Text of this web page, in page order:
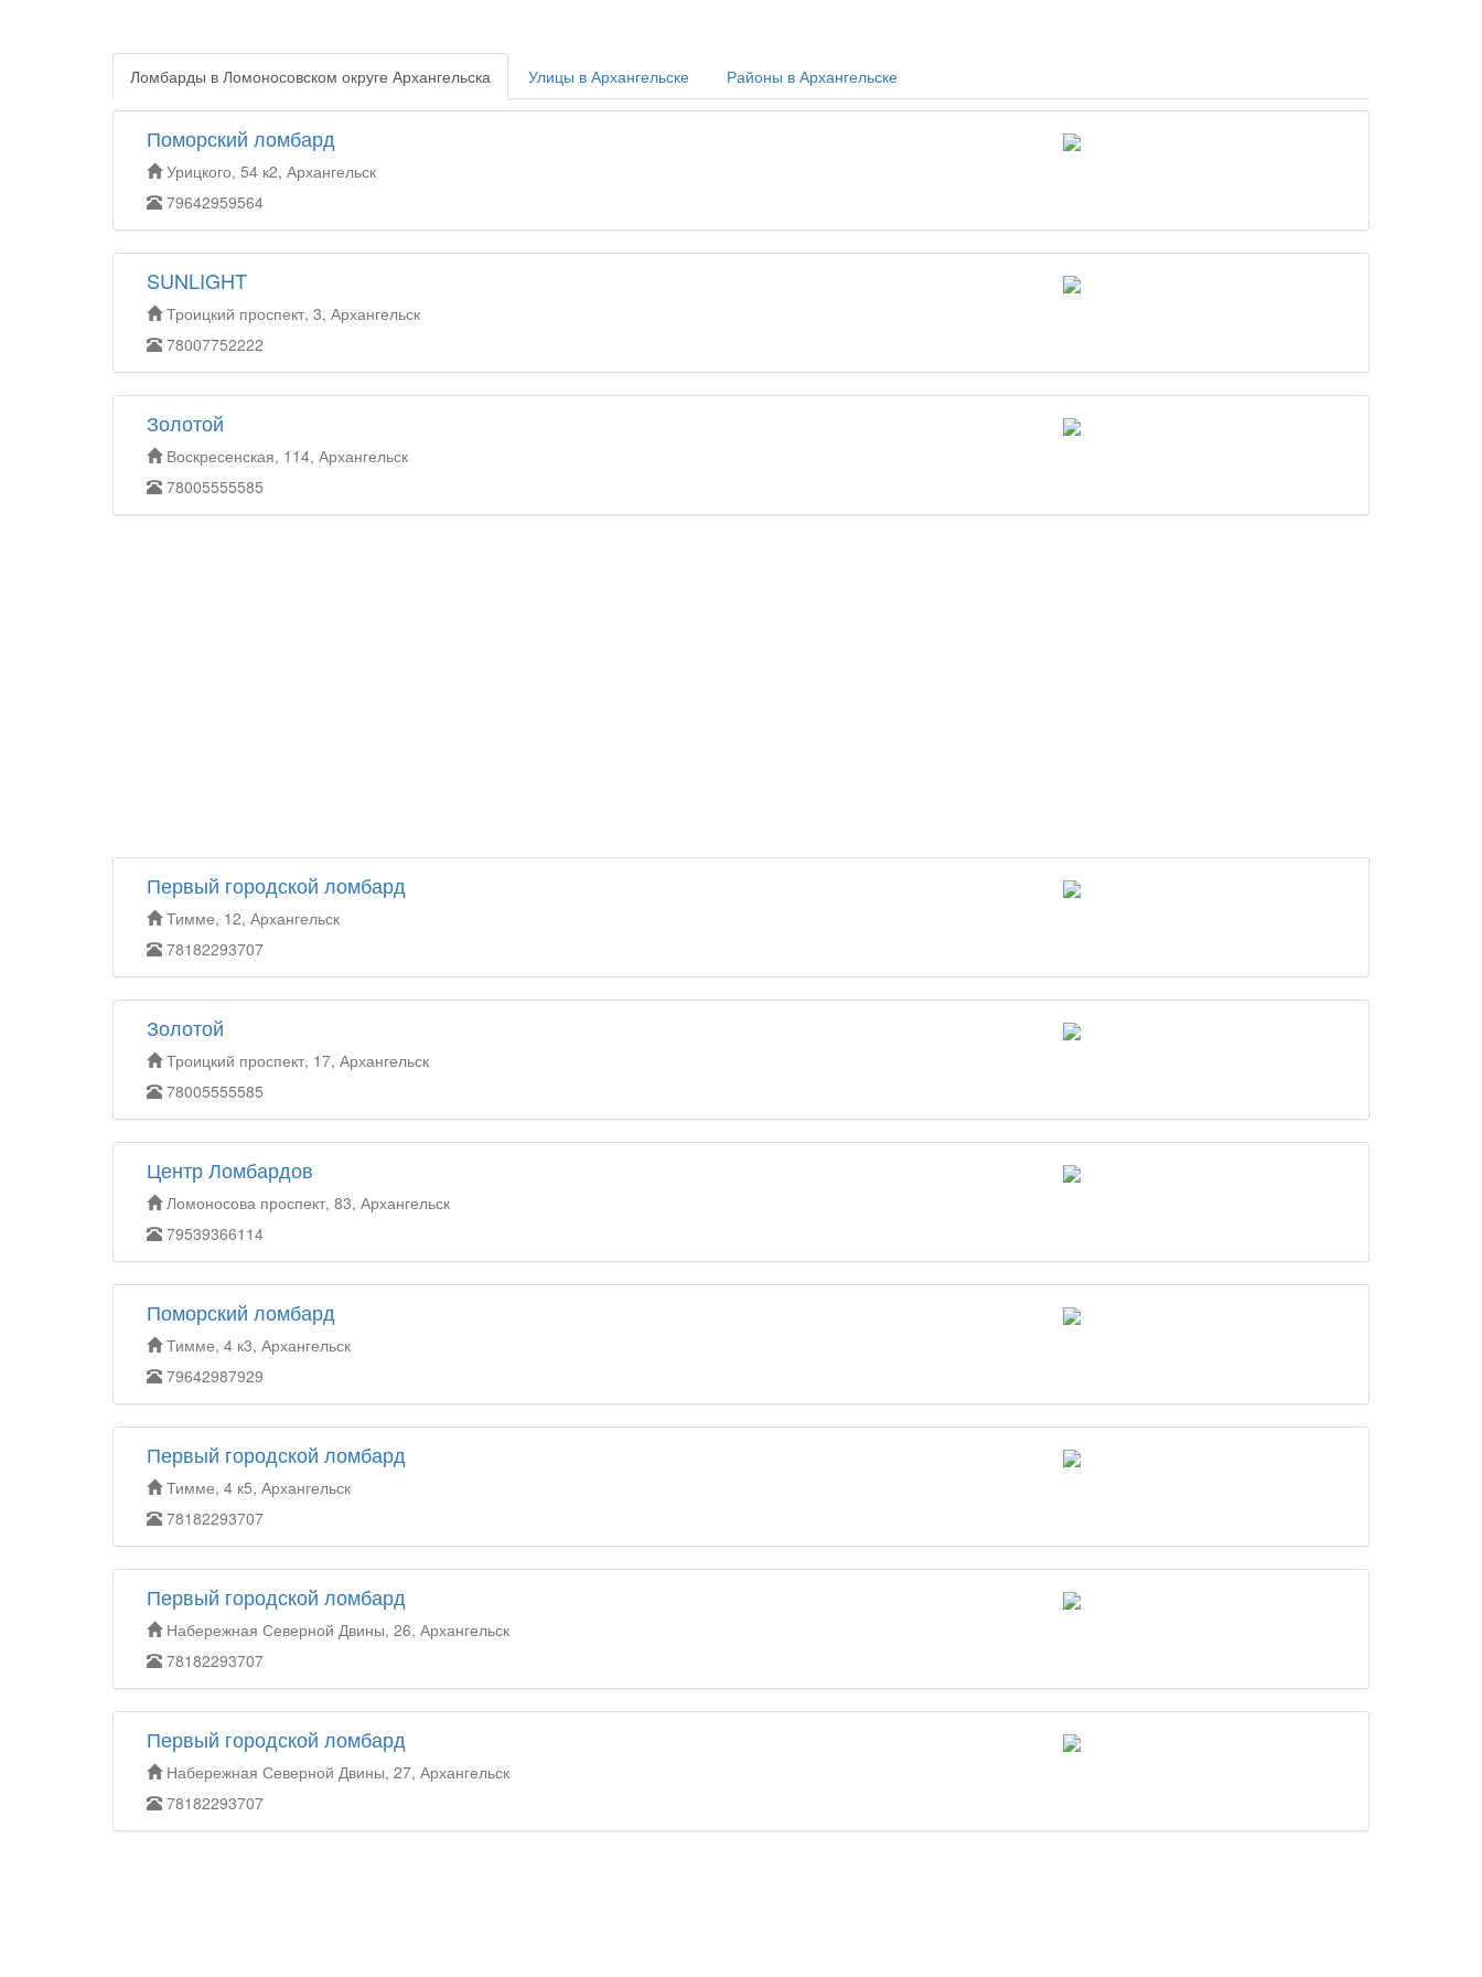
Ломбарды в Ломоносовском округе Архангельска Улицы в Архангельске Районы в Архангельске
Поморский ломбард
Урицкого, 54 к2, Архангельск
79642959564
SUNLIGHT
Троицкий проспект, 3, Архангельск
78007752222
Золотой
Воскресенская, 114, Архангельск
78005555585
Первый городской ломбард
Тимме, 12, Архангельск
78182293707
Золотой
Троицкий проспект, 17, Архангельск
78005555585
Центр Ломбардов
Ломоносова проспект, 83, Архангельск
79539366114
Поморский ломбард
Тимме, 4 к3, Архангельск
79642987929
Первый городской ломбард
Тимме, 4 к5, Архангельск
78182293707
Первый городской ломбард
Набережная Северной Двины, 26, Архангельск
78182293707
Первый городской ломбард
Набережная Северной Двины, 27, Архангельск
78182293707